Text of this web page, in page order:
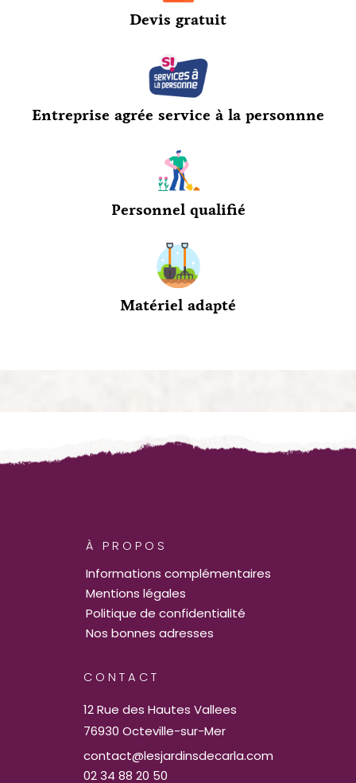
Devis gratuit
Entreprise agrée service à la personnne
Personnel qualifié
Matériel adapté
À PROPOS
Informations complémentaires
Mentions légales
Politique de confidentialité
Nos bonnes adresses
CONTACT
12 Rue des Hautes Vallees
76930 Octeville-sur-Mer
contact@lesjardinsdecarla.com
02 34 88 20 50